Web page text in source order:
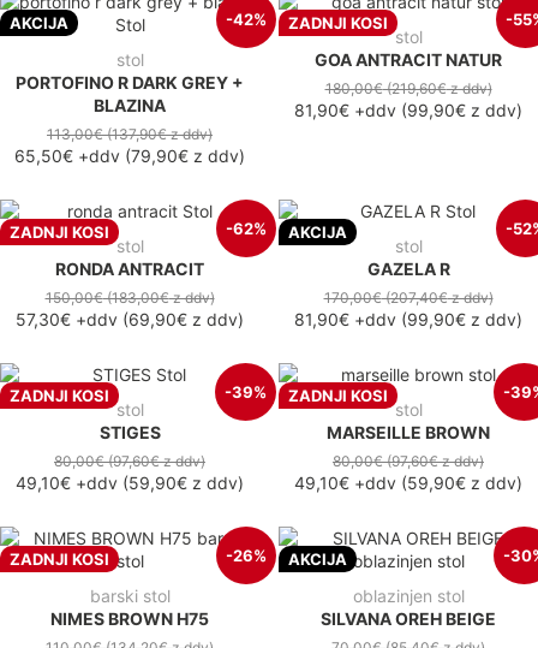
AKCIJA -42%
stol
PORTOFINO R DARK GREY +
BLAZINA
113,00€(137,90€z ddv)
65,50€ +ddv (79,90€ z ddv)
ZADNJI KOSI -
stol
GOA ANTRACIT NATUR
180,00€(219,60€z ddv)
81,90€ +ddv (99,90€ z ddv)
ZADNJI KOSI -62%
stol
RONDA ANTRACIT
150,00€(183,00€z ddv)
57,30€ +ddv (69,90€ z ddv)
AKCIJA -
stol
GAZELA R
170,00€(207,40€z ddv)
81,90€ +ddv (99,90€ z ddv)
ZADNJI KOSI -39%
stol
STIGES
80,00€(97,60€z ddv)
49,10€ +ddv (59,90€ z ddv)
ZADNJI KOSI -
stol
MARSEILLE BROWN
80,00€(97,60€z ddv)
49,10€ +ddv (59,90€ z ddv)
ZADNJI KOSI -26%
barski stol
NIMES BROWN H75
AKCIJA -
oblazinjen stol
SILVANA OREH BEIGE